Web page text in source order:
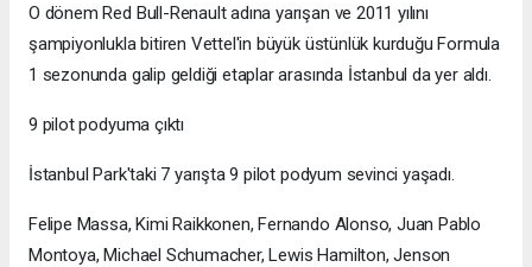
O dönem Red Bull-Renault adına yarışan ve 2011 yılını
şampiyonlukla bitiren Vettel'in büyük üstünlük kurduğu Formula
1 sezonunda galip geldiği etaplar arasında İstanbul da yer aldı.
9 pilot podyuma çıktı
İstanbul Park'taki 7 yarışta 9 pilot podyum sevinci yaşadı.
Felipe Massa, Kimi Raikkonen, Fernando Alonso, Juan Pablo
Montoya, Michael Schumacher, Lewis Hamilton, Jenson